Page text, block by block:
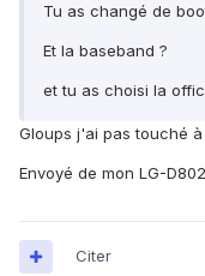
Tu as changé de
Et la baseband ?
et tu as choisi la
Gloups j'ai pas touché
Envoyé de mon LG-
Citer